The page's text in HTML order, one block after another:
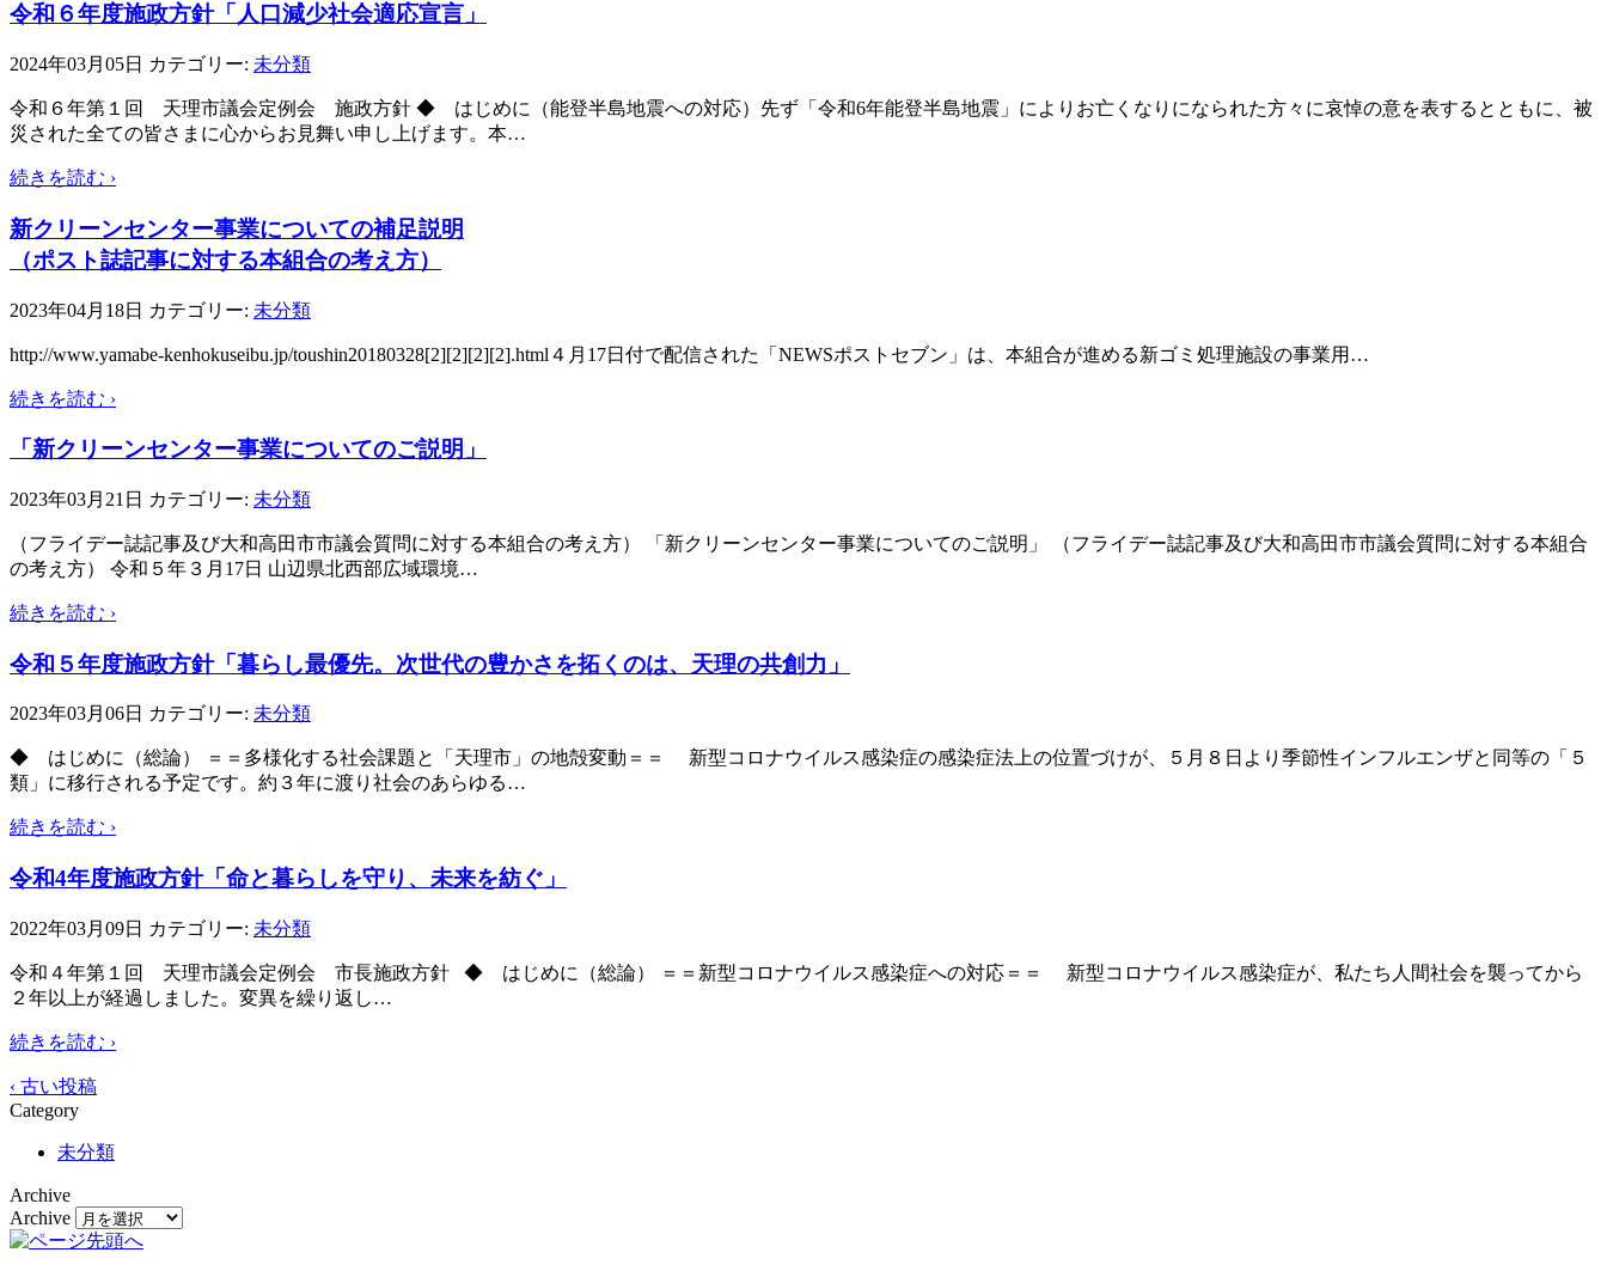
令和６年度施政方針「人口減少社会適応宣言」
2024年03月05日 カテゴリー: 未分類
令和６年第１回 天理市議会定例会 施政方針 ◆ はじめに（能登半島地震への対応）先ず「令和6年能登半島地震」によりお亡くなりになられた方々に哀悼の意を表するとともに、被
災された全ての皆さまに心からお見舞い申し上げます。本…
続きを読む ›
新クリーンセンター事業についての補足説明
（ポスト誌記事に対する本組合の考え方）
2023年04月18日 カテゴリー: 未分類
http://www.yamabe-kenhokuseibu.jp/toushin20180328[2][2][2][2].html４月17日付で配信された「NEWSポストセブン」は、本組合が進める新ゴミ処理施設の事業用 …
続きを読む ›
「新クリーンセンター事業についてのご説明」
2023年03月21日 カテゴリー: 未分類
（フライデー誌記事及び大和高田市市議会質問に対する本組合の考え方） 「新クリーンセンター事業についてのご説明」 （フライデー誌記事及び大和高田市市議会質問に対する本組合
の考え方） 令和５年３月17日 山辺県北西部広域環境…
続きを読む ›
令和５年度施政方針「暮らし最優先。次世代の豊かさを拓くのは、天理の共創力」
2023年03月06日 カテゴリー: 未分類
◆ はじめに（総論） ＝＝多様化する社会課題と「天理市」の地殻変動＝＝ 新型コロナウイルス感染症の感染症法上の位置づけが、５月８日より季節性インフルエンザと同等の「５
類」に移行される予定です。約３年に渡り社会のあらゆる…
続きを読む ›
令和4年度施政方針「命と暮らしを守り、未来を紡ぐ」
2022年03月09日 カテゴリー: 未分類
令和４年第１回 天理市議会定例会 市長施政方針 ◆ はじめに（総論） ＝＝新型コロナウイルス感染症への対応＝＝ 新型コロナウイルス感染症が、私たち人間社会を襲ってから
２年以上が経過しました。変異を繰り返し…
続きを読む ›
‹ 古い投稿
Category
未分類
Archive
Archive